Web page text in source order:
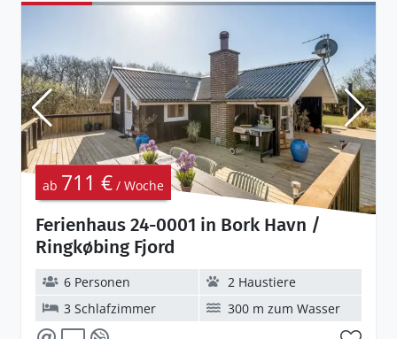
Ferienhaus 24-0001 in Bork Havn /
Ringkøbing Fjord
ab 711 € / Woche
6 Personen
2 Haustiere
3 Schlafzimmer
300 m zum Wasser